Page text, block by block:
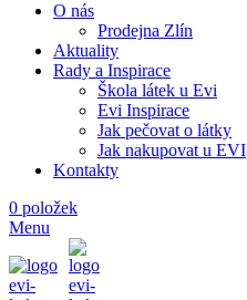
O nás
Prodejna Zlín
Aktuality
Rady a Inspirace
Škola látek u Evi
Evi Inspirace
Jak pečovat o látky
Jak nakupovat u EVI
Kontakty
0 položek
Menu